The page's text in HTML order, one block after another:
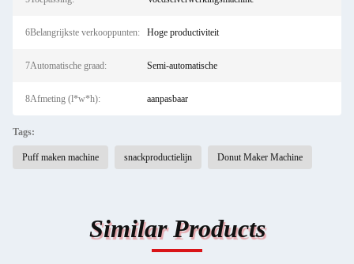
6Belangrijkste verkooppunten: Hoge productiviteit
7Automatische graad: Semi-automatische
8Afmeting (l*w*h): aanpasbaar
Tags:
Puff maken machine snackproductielijn Donut Maker Machine
Similar Products